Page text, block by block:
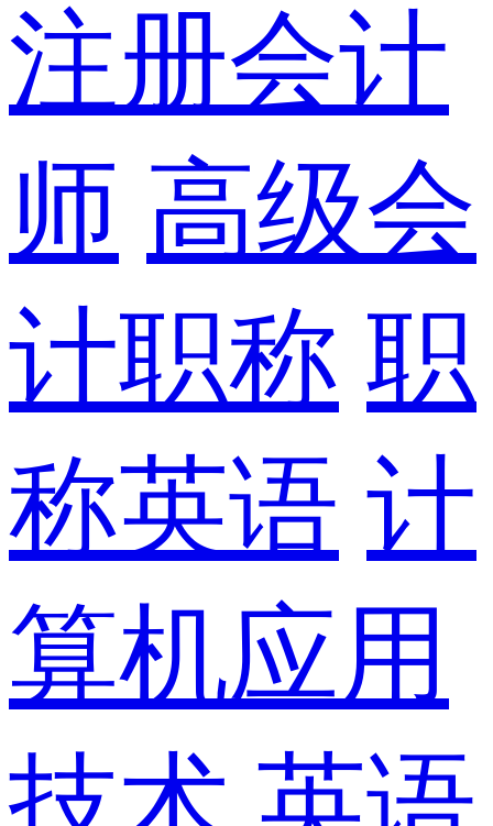
注册会计
师 高级会
计职称 职
称英语 计
算机应用